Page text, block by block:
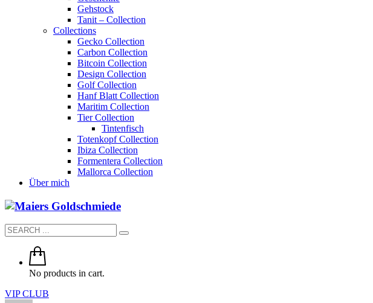
Gehstock
Tanit – Collection
Collections
Gecko Collection
Carbon Collection
Bitcoin Collection
Design Collection
Golf Collection
Hanf Blatt Collection
Maritim Collection
Tier Collection
Tintenfisch
Totenkopf Collection
Ibiza Collection
Formentera Collection
Mallorca Collection
Über mich
No products in cart.
VIP CLUB